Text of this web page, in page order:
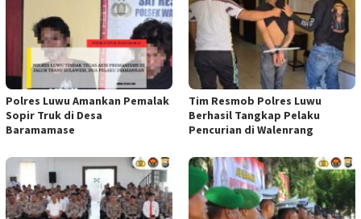
Polres Luwu Amankan Pemalak
Sopir Truk di Desa
Baramamase
Tim Resmob Polres Luwu
Berhasil Tangkap Pelaku
Pencurian di Walenrang